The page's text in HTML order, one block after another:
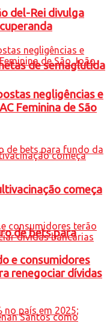
de semaglutida
de bets para
del-Rei divulga
negligências e
Feminina de São
começa
e consumidores
renegociar dívidas